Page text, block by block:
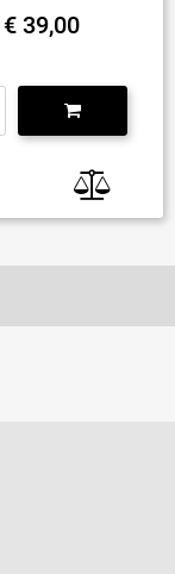
€ 39,00
Quantità